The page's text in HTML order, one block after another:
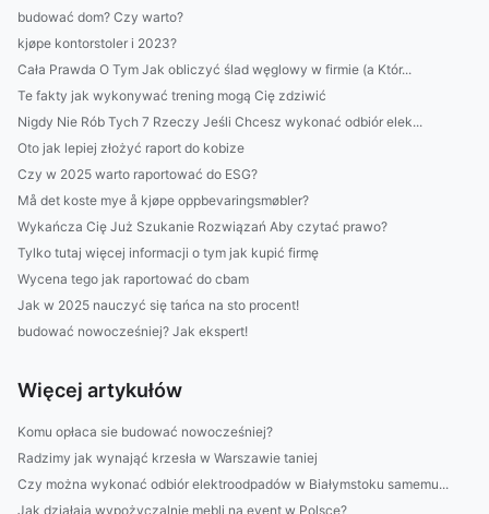
budować dom? Czy warto?
kjøpe kontorstoler i 2023?
Cała Prawda O Tym Jak obliczyć ślad węglowy w firmie (a Któr...
Te fakty jak wykonywać trening mogą Cię zdziwić
Nigdy Nie Rób Tych 7 Rzeczy Jeśli Chcesz wykonać odbiór elek...
Oto jak lepiej złożyć raport do kobize
Czy w 2025 warto raportować do ESG?
Må det koste mye å kjøpe oppbevaringsmøbler?
Wykańcza Cię Już Szukanie Rozwiązań Aby czytać prawo?
Tylko tutaj więcej informacji o tym jak kupić firmę
Wycena tego jak raportować do cbam
Jak w 2025 nauczyć się tańca na sto procent!
budować nowocześniej? Jak ekspert!
Więcej artykułów
Komu opłaca sie budować nowocześniej?
Radzimy jak wynająć krzesła w Warszawie taniej
Czy można wykonać odbiór elektroodpadów w Białymstoku samemu...
Jak działają wypożyczalnie mebli na event w Polsce?